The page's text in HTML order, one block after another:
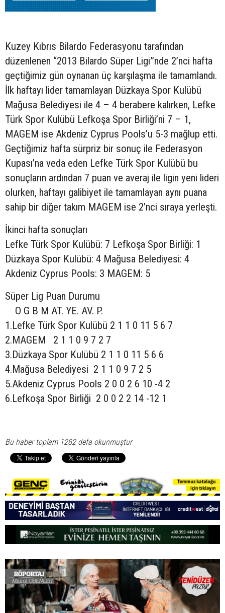
Kuzey Kıbrıs Bilardo Federasyonu tarafından
düzenlenen “2013 Bilardo Süper Ligi”nde 2’nci hafta
geçtiğimiz gün oynanan üç karşılaşma ile tamamlandı.
İlk haftayı lider tamamlayan Düzkaya Spor Kulübü
Mağusa Belediyesi ile 4 – 4 berabere kalırken, Lefke
Türk Spor Kulübü Lefkoşa Spor Birliği’ni 7 – 1,
MAGEM ise Akdeniz Cyprus Pools’u 5-3 mağlup etti.
Geçtiğimiz hafta sürpriz bir sonuç ile Federasyon
Kupası’na veda eden Lefke Türk Spor Kulübü bu
sonuçların ardından 7 puan ve averaj ile ligin yeni lideri
olurken, haftayı galibiyet ile tamamlayan aynı puana
sahip bir diğer takım MAGEM ise 2’nci sıraya yerleşti.
İkinci hafta sonuçları
Lefke Türk Spor Kulübü: 7 Lefkoşa Spor Birliği: 1
Düzkaya Spor Kulübü: 4 Mağusa Belediyesi: 4
Akdeniz Cyprus Pools: 3 MAGEM: 5
Süper Lig Puan Durumu
O G B M AT. YE. AV. P.
1.Lefke Türk Spor Kulübü 2 1 1 0 11 5 6 7
2.MAGEM 2 1 1 0 9 7 2 7
3.Düzkaya Spor Kulübü 2 1 1 0 11 5 6 6
4.Mağusa Belediyesi 2 1 1 0 9 7 2 5
5.Akdeniz Cyprus Pools 2 0 0 2 6 10 -4 2
6.Lefkoşa Spor Birliği 2 0 0 2 2 14 -12 1
Bu haber toplam 1282 defa okunmuştur